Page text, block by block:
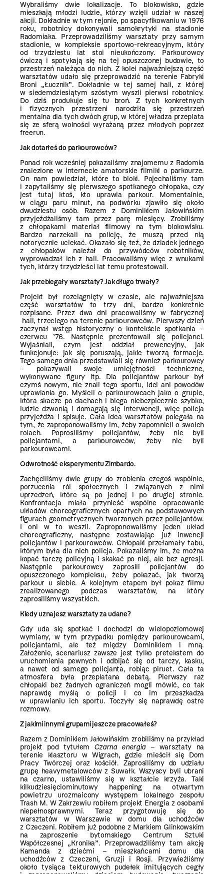
Wybraliśmy dwie lokalizacje. To blokowisko, gdzie
mieszkają młodzi ludzie, którzy wzięli udział w naszej
akcji. Dokładnie w tym rejonie, po spacyfikowaniu w 1976
roku, robotnicy dokonywali samokrytyki na stadionie
Radomiaka. Przeprowadziliśmy warsztaty przy samym
stadionie, w kompleksie sportowo-rekreacyjnym, który
od trzydziestu lat stoi nieukończony. Parkourowcy
ćwiczą i spotykają się na tej opuszczonej budowie, to
przestrzeń należąca do nich. Z kolei najważniejszą część
warsztatów udało się przeprowadzić na terenie Fabryki
Broni „Łucznik”. Dokładnie w tej samej hali, z której
w siedemdziesiątym szóstym wyszli pierwsi robotnicy.
Do dziś produkuje się tu broń. Z tych konkretnych
i fizycznych przestrzeni narodziła się przestrzeń
mentalna dla tych dwóch grup, w której władza przeplata
się ze sferą wolności wyrażaną przez młodych poprzez
freerun.
Jak dotarłeś do parkourowców?
Ponad rok wcześniej pokazaliśmy znajomemu z Radomia
znalezione w internecie amatorskie filmiki o parkourze.
On nam powiedział, które to bloki. Pojechaliśmy tam
i zapytaliśmy się pierwszego spotkanego chłopaka, czy
jest tutaj ktoś, kto uprawia parkour. Momentalnie,
w ciągu paru minut, na podwórku zjawiło się około
dwudziestu osób. Razem z Dominikiem Jałowińskim
przyjeżdżaliśmy tam przez parę miesięcy. Zrobiliśmy
z chłopakami materiał filmowy na tym blokowisku.
Bardzo narzekali na policję, że muszą przed nią
notorycznie uciekać. Okazało się też, że dziadek jednego
z chłopaków należał do przywódców robotników,
wyprowadzał ich z hali. Pracowaliśmy więc z wnukami
tych, którzy trzydzieści lat temu protestowali.
Jak przebiegały warsztaty? Jak długo trwały?
Projekt był rozciągnięty w czasie, ale najważniejsza
część warsztatów to trzy dni, bardzo konkretnie
rozpisane. Przez dwa dni pracowaliśmy w fabrycznej
hali, trzeciego na terenie parkourowców. Pierwszy dzień
zaczynał wstęp historyczny o kontekście spotkania –
czerwcu ’76. Następnie prezentowali się policjanci.
Wyjaśniali, czym jest oddział prewencyjny, jak
funkcjonuje: jak się poruszają, jakie tworzą formacje.
Tego samego dnia przedstawiali się również parkourowcy
– pokazywali swoje umiejętności techniczne,
wykonywane figury itp. Dla policjantów parkour był
czymś nowym, nie znali tego sportu, idei ani powodów
uprawiania go. Myśleli o parkourowcach jako o grupie,
która skacze po dachach i biega niebezpiecznie szybko,
ludzie dzwonią i domagają się interwencji, więc policja
przyjeżdża i spisuje. Cała idea warsztatów polegała na
tym, że zaproponowaliśmy im, żeby zapomnieli o swoich
rolach. Poprosiliśmy policjantów, żeby nie byli
policjantami, a parkourowców, żeby nie byli
parkourowcami.
Odwrotność eksperymentu Zimbardo.
Zachęciliśmy dwie grupy do zrobienia czegoś wspólnie,
porzucenia ról społecznych i związanych z nimi
uprzedzeń, które są po jednej i po drugiej stronie.
Konfrontacja miała przynieść wspólne opracowanie
układów choreograficznych opartych na podstawowych
figurach geometrycznych tworzonych przez policjantów.
I oni w to weszli. Zaproponowaliśmy jeden układ
choreograficzny, następne zostawiając już inwencji
policjantów i parkourowców. Chłopaki przełamały tabu,
którym była dla nich policja. Pokazaliśmy im, że można
kopać tarczę policyjną i skakać po niej, ale bez agresji.
Następnie parkourowcy zaprosili policjantów do
opuszczonego kompleksu, żeby pokazać, jak tworzą
parkour u siebie. A kolejnym etapem był pokaz filmu
zrealizowanego podczas warsztatów, na który
zaprosiliśmy wszystkich.
Kiedy uznajesz warsztaty za udane?
Gdy uda się spotkać i dochodzi do wielopoziomowej
wymiany, w tym przypadku pomiędzy parkourowcami,
policjantami, ale też między Dominikiem i mną.
Założenie, scenariusz zawsze jest tylko pretekstem do
uruchomienia pewnych i odbijać się od tarczy, kasku,
a nawet od samego policjanta, robiąc piruet. Cała ta
atmosfera była przeplatana debatą. Pierwszy raz
chłopaki bez żadnych ograniczeń mogli mówić, co tak
naprawdę myślą o policji i co im przeszkadza
w uprawianiu ich sportu. Toczyły się naprawdę ostre
rozmowy.
Z jakimi innymi grupami jeszcze pracowałeś?
Razem z Dominikiem Jałowińskim zrobiliśmy na przykład
projekt pod tytułem Czarna energia– warsztaty na
terenie klasztoru w Wigrach, gdzie mieścił się Dom
Pracy Twórczej oraz kościół. Zaprosiliśmy do udziału
grupę heavymetalowców z Suwałk. Wszyscy byli ubrani
na czarno, ustawiliśmy się w kształcie krzyża. Taki
kilkudziesięciominutowy happening na otwartym
powietrzu urozmaicony występem lokalnego zespołu
Trash M. W Zakrzewiu robiłem projekt Energia z osobami
niepełnosprawnymi. Teraz przygotowuję się do
warsztatów w Warszawie w domu dla uchodźców
z Czeczeni. Robiłem już podobne z Markiem Glinkowskim
na zaproszenie bytomskiego Centrum Sztuki
Współczesnej „Kronika”. Przeprowadziliśmy tam akcję
Kamanda z dziećmi – mieszkańcami domu dla
uchodźców z Czeczeni, Gruzji i Rosji. Przywieźliśmy
około tysiąca tekturowych pudełek imitujących cegły